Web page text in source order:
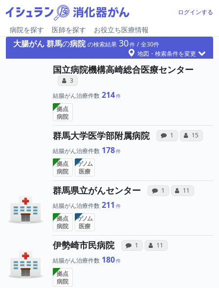
ログインする
病院を探す 医師を探す お役立ち医療情報
大腸がん群馬の病院 の検索結果 30 30
地図・検索条件を変更
国立病院機構高崎総合医療センター
コミュニケーション・タイプ（合算）
3 所属医師へのコミュニケーション・タ
結腸がん治療件数 214
拠点
病院
群馬大学医学部附属病院 感想投稿（合算）
1 病院への
コミュニ
15 所
結腸がん治療件数 178
拠点
病院
ゲノム
医療
群馬県立がんセンター 感想投稿（合算）
1 病院への声と
コミュニケー
11 所属
結腸がん治療件数 211
拠点
病院
ゲノム
医療
伊勢崎市民病院 感想投稿（合算）
1 病院への声と、所属
コミュニケーション・
11 所属医師への
結腸がん治療件数 180
拠点
病院